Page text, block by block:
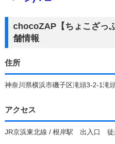
chocoZAP【ちょこざっ
舗情報
住所
神奈川県横浜市磯子区滝頭3-2-1
アクセス
JR京浜東北線 / 根岸駅 出入口 徒